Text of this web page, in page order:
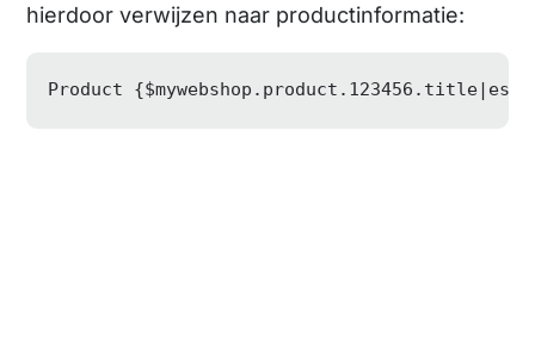
hierdoor verwijzen naar productinformatie:
Product {$mywebshop